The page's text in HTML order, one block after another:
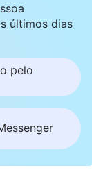
últimos dias
pelo